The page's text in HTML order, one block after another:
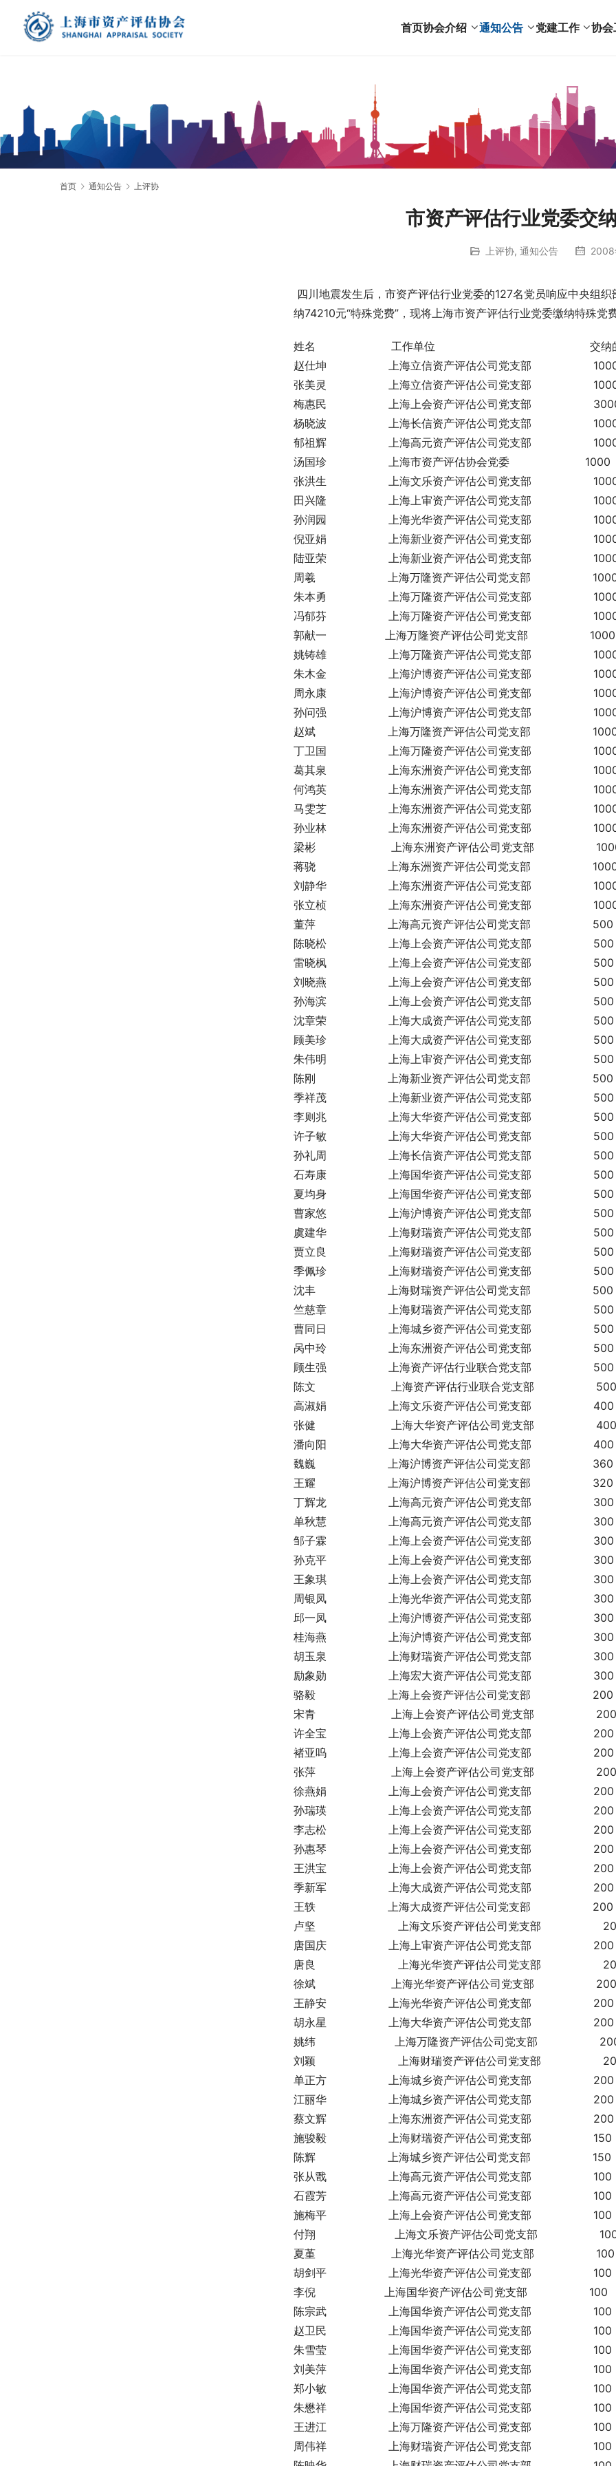
首页协会介绍 通知公告 党建工作 协
首页 通知公告 上评协
市资产评估行业党委交
上评协, 通知公告 2008
四川地震发生后，市资产评估行业党委的127名党员响应中央组
纳74210元“特殊党费”，现将上海市资产评估行业党委缴纳特殊党
姓名                      工作单位                                             交
赵仕坤                  上海立信资产评估公司党支部
张美灵                  上海立信资产评估公司党支部
梅惠民                  上海上会资产评估公司党支部
杨晓波                  上海长信资产评估公司党支部
郁祖辉                  上海高元资产评估公司党支部
汤国珍                  上海市资产评估协会党委                      1000
张洪生                  上海文乐资产评估公司党支部
田兴隆                  上海上审资产评估公司党支部
孙润园                  上海光华资产评估公司党支部
倪亚娟                  上海新业资产评估公司党支部
陆亚荣                  上海新业资产评估公司党支部
周羲                     上海万隆资产评估公司党支部
朱本勇                  上海万隆资产评估公司党支部
冯郁芬                  上海万隆资产评估公司党支部
郭献一                 上海万隆资产评估公司党支部                  1000
姚铸雄                  上海万隆资产评估公司党支部
朱木金                  上海沪博资产评估公司党支部
周永康                  上海沪博资产评估公司党支部
孙问强                  上海沪博资产评估公司党支部
赵斌                     上海万隆资产评估公司党支部
丁卫国                  上海万隆资产评估公司党支部
葛其泉                  上海东洲资产评估公司党支部
何鸿英                  上海东洲资产评估公司党支部
马雯芝                  上海东洲资产评估公司党支部
孙业林                  上海东洲资产评估公司党支部
梁彬                      上海东洲资产评估公司党支部
蒋骁                     上海东洲资产评估公司党支部
刘静华                  上海东洲资产评估公司党支部
张立桢                  上海东洲资产评估公司党支部
董萍                     上海高元资产评估公司党支部                  500
陈晓松                  上海上会资产评估公司党支部                  500
雷晓枫                  上海上会资产评估公司党支部                  500
刘晓燕                  上海上会资产评估公司党支部                  500
孙海滨                  上海上会资产评估公司党支部                  500
沈章荣                  上海大成资产评估公司党支部                  500
顾美珍                  上海大成资产评估公司党支部                  500
朱伟明                  上海上审资产评估公司党支部                  500
陈刚                     上海新业资产评估公司党支部                  500
季祥茂                  上海新业资产评估公司党支部                  500
李则兆                  上海大华资产评估公司党支部                  500
许子敏                  上海大华资产评估公司党支部                  500
孙礼周                  上海长信资产评估公司党支部                  500
石寿康                  上海国华资产评估公司党支部                  500
夏均身                  上海国华资产评估公司党支部                  500
曹家悠                  上海沪博资产评估公司党支部                  500
虞建华                  上海财瑞资产评估公司党支部                  500
贾立良                  上海财瑞资产评估公司党支部                  500
季佩珍                  上海财瑞资产评估公司党支部                  500
沈丰                     上海财瑞资产评估公司党支部                  500
竺慈章                  上海财瑞资产评估公司党支部                  500
曹同日                  上海城乡资产评估公司党支部                  500
呙中玲                  上海东洲资产评估公司党支部                  500
顾生强                  上海资产评估行业联合党支部                  500
陈文                      上海资产评估行业联合党支部                  500
高淑娟                  上海文乐资产评估公司党支部                  400
张健                      上海大华资产评估公司党支部                  400
潘向阳                  上海大华资产评估公司党支部                  400
魏巍                     上海沪博资产评估公司党支部                  360
王耀                     上海沪博资产评估公司党支部                  320
丁辉龙                  上海高元资产评估公司党支部                  300
单秋慧                  上海高元资产评估公司党支部                  300
邹子霖                  上海上会资产评估公司党支部                  300
孙克平                  上海上会资产评估公司党支部                  300
王象琪                  上海上会资产评估公司党支部                  300
周银凤                  上海光华资产评估公司党支部                  300
邱一凤                  上海沪博资产评估公司党支部                  300
桂海燕                  上海沪博资产评估公司党支部                  300
胡玉泉                  上海财瑞资产评估公司党支部                  300
励象勋                  上海宏大资产评估公司党支部                  300
骆毅                     上海上会资产评估公司党支部                  200
宋青                      上海上会资产评估公司党支部                  200
许全宝                  上海上会资产评估公司党支部                  200
褚亚呜                  上海上会资产评估公司党支部                  200
张萍                      上海上会资产评估公司党支部                  200
徐燕娟                  上海上会资产评估公司党支部                  200
孙瑞瑛                  上海上会资产评估公司党支部                  200
李志松                  上海上会资产评估公司党支部                  200
孙惠琴                  上海上会资产评估公司党支部                  200
王洪宝                  上海上会资产评估公司党支部                  200
季新军                  上海大成资产评估公司党支部                  200
王轶                     上海大成资产评估公司党支部                  200
卢坚                        上海文乐资产评估公司党支部
唐国庆                  上海上审资产评估公司党支部                  200
唐良                        上海光华资产评估公司党支部
徐斌                      上海光华资产评估公司党支部                  200
王静安                  上海光华资产评估公司党支部                  200
胡永星                  上海大华资产评估公司党支部                  200
姚纬                       上海万隆资产评估公司党支部
刘颖                        上海财瑞资产评估公司党支部
单正方                  上海城乡资产评估公司党支部                  200
江丽华                  上海城乡资产评估公司党支部                  200
蔡文辉                  上海东洲资产评估公司党支部                  200
施骏毅                  上海财瑞资产评估公司党支部                  150
陈辉                     上海城乡资产评估公司党支部                  150
张从戬                  上海高元资产评估公司党支部                  100
石霞芳                  上海高元资产评估公司党支部                  100
施梅平                  上海上会资产评估公司党支部                  100
付翔                       上海文乐资产评估公司党支部
夏堇                      上海光华资产评估公司党支部                  100
胡剑平                  上海光华资产评估公司党支部                  100
李倪                    上海国华资产评估公司党支部                  100
陈宗武                  上海国华资产评估公司党支部                  100
赵卫民                  上海国华资产评估公司党支部                  100
朱雪莹                  上海国华资产评估公司党支部                  100
刘美萍                  上海国华资产评估公司党支部                  100
郑小敏                  上海国华资产评估公司党支部                  100
朱懋祥                  上海国华资产评估公司党支部                  100
王进江                  上海万隆资产评估公司党支部                  100
周伟祥                  上海财瑞资产评估公司党支部                  100